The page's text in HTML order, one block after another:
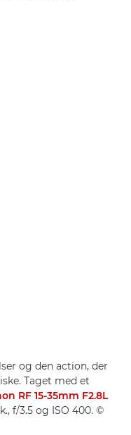
og den action, der
Taget med et
RF 15-35mm F2.8L
f/3.5 og ISO 400. ©